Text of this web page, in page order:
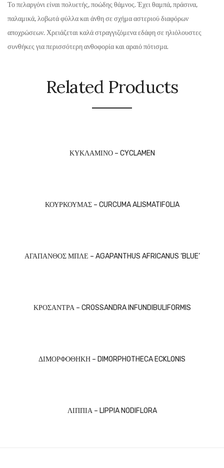
Το πελαργόνι είναι πολυετής, ποώδης θάμνος. Έχει θαμπά, πράσινα,
παλαμικά, λοβωτά φύλλα και άνθη σε σχήμα αστεριού διαφόρων
αποχρώσεων. Χρειάζεται καλά στραγγιζόμενα εδάφη σε ηλιόλουστες
συνθήκες για περισσότερη ανθοφορία και αραιό πότισμα.
Related Products
ΚΥΚΛΑΜΙΝΟ – CYCLAMEN
ΚΟΥΡΚΟΥΜΑΣ – CURCUMA ALISMATIFOLIA
ΑΓΑΠΑΝΘΟΣ ΜΠΛΕ – AGAPANTHUS AFRICANUS ‘BLUE’
ΚΡΟΣΑΝΤΡΑ – CROSSANDRA INFUNDIBULIFORMIS
ΔΙΜΟΡΦΟΘΗΚΗ – DIMORPHOTHECA ECKLONIS
ΛΙΠΠΙΑ – LIPPIA NODIFLORA